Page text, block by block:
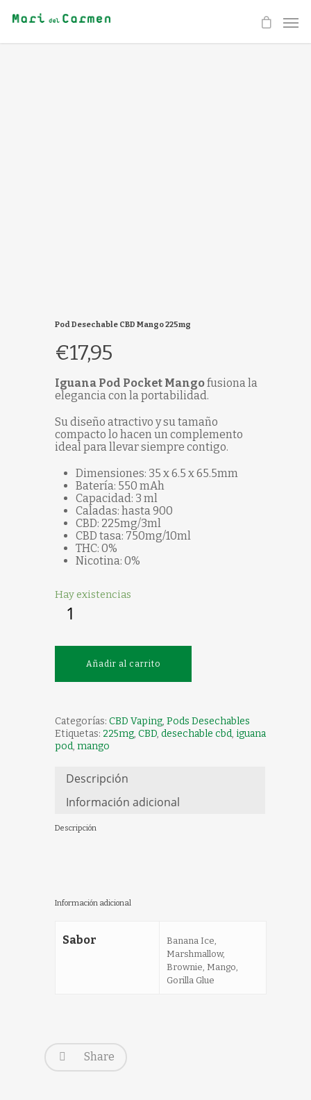
Pod Desechable CBD Mango 225mg
€17,95
Iguana Pod Pocket Mangofusiona la
elegancia con la portabilidad.
Su diseño atractivo y su tamaño
compacto lo hacen un complemento
ideal para llevar siempre contigo.
Dimensiones: 35 x 6.5 x 65.5mm
Batería: 550 mAh
Capacidad: 3 ml
Caladas: hasta 900
CBD: 225mg/3ml
CBD tasa: 750mg/10ml
THC: 0%
Nicotina: 0%
Hay existencias
Añadir al carrito
Categorías: CBD Vaping, Pods Desechables
Etiquetas: 225mg, CBD, desechable cbd, iguana
pod, mango
Descripción
Información adicional
Descripción
Información adicional
Sabor
Banana Ice,
Marshmallow,
Brownie, Mango,
Gorilla Glue
Share